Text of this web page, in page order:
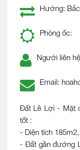
Hướng: Bắc
Phòng ốc:
Người liên
Email:
Đất Lê Lợi - Mặt
tốt :
- Diện tích
- Đất gần đường